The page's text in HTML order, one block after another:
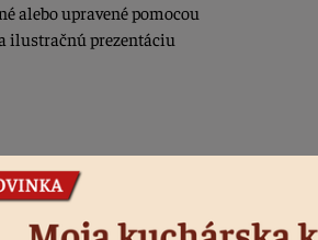
alebo upravené pomocou
ilustračnú prezentáciu